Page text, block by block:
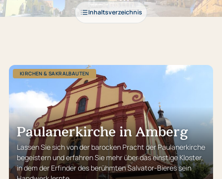
Inhaltsverzeichnis
KIRCHEN & SAKRALBAUTEN
Paulanerkirche in Amberg
Lassen Sie sich von der barocken Pracht der Paulanerkirche
begeistern und erfahren Sie mehr über das einstige Kloster,
in dem der Erfinder des berühmten Salvator-Bieres sein